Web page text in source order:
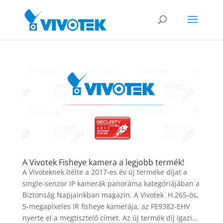
A Vivotek Fisheye kamera a legjobb termék!
A Vivoteknek ítélte a 2017-es év új terméke díjat a
single-senzor IP kamerák panoráma kategóriájában a
Biztonság Napjainkban magazin. A Vivotek H.265-ös,
5-megapixeles IR fisheye kamerája, az FE9382-EHV
nyerte el a megtisztelő címet. Az új termék díj igazi...